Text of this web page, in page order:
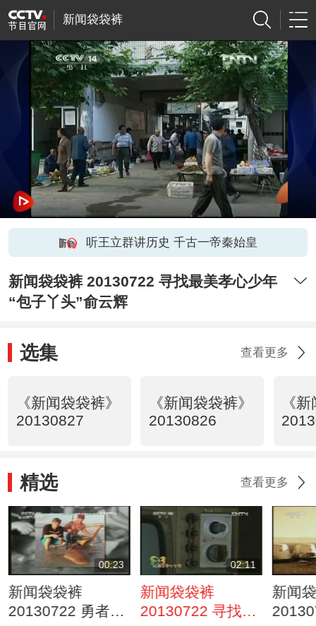
新闻袋袋裤
听王立群讲历史 千古一帝秦始皇
新闻袋袋裤 20130722 寻找最美孝心少年
“包子丫头”俞云辉
选集 查看更多
《新闻袋袋裤》
20130827
《新闻袋袋裤》
20130826
《
精选 查看更多
00:23
新闻袋袋裤
20130722 勇者徒
02:11
新闻袋袋裤
20130722 寻找最
新闻